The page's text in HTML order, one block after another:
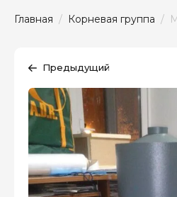
Главная / Корневая группа /
Предыдущий